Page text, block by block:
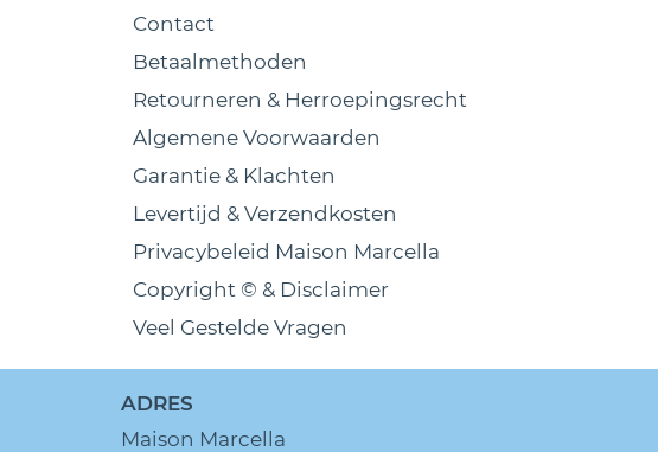
Contact
Betaalmethoden
Retourneren & Herroepingsrecht
Algemene Voorwaarden
Garantie & Klachten
Levertijd & Verzendkosten
Privacybeleid Maison Marcella
Copyright © & Disclaimer
Veel Gestelde Vragen
ADRES
Maison Marcella